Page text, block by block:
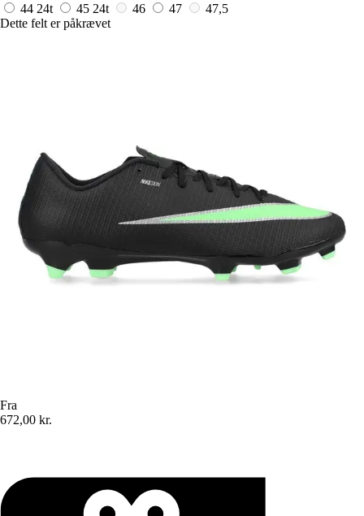
44 24t 45 24t 46 47
47,5
Dette felt er påkrævet
Fra
672,00 kr.